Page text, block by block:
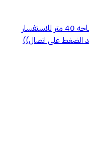
محل للايجار حي الزهور شارع ابو هريريه المساحه 40 متر للاستفسار
الضغط على اتصال))